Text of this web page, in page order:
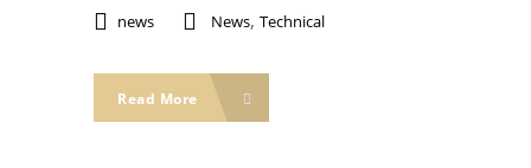
news News, Technical
Read More